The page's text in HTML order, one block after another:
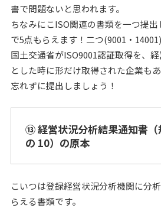
書で問題ないと思われます。
ちなみにこISO関連の書類を一つ提
で5点もらえます！二つ(9001・
国土交通省がISO9001認証取得を、
とした時に形だけ取得された企業も
忘れずに提出しましょう！
⑬ 経営状況分析結果通知書（
の 10）の原本
こいつは登録経営状況分析機関に分
らえる書類です。